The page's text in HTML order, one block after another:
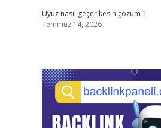
Uyuz nasıl geçer kesin çözüm ?
Temmuz 14, 2026